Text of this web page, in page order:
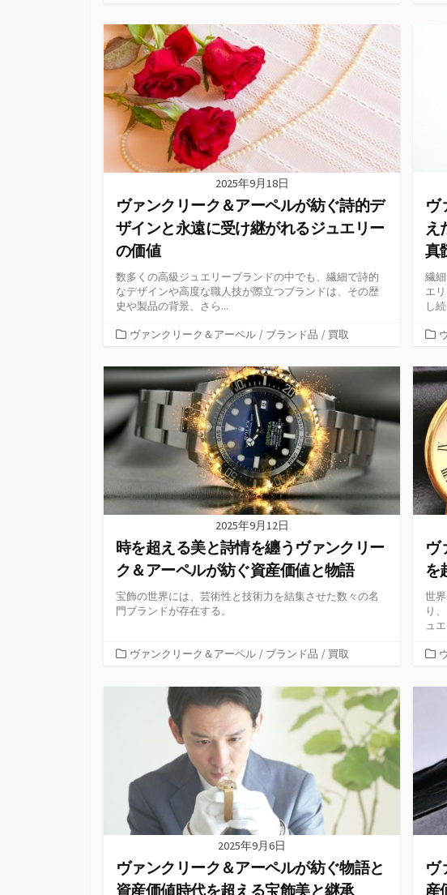
ゴ
リ
ー
2025年9月18日
ヴァンクリーク＆アーペルが紡ぐ詩的デ
ザインと永遠に受け継がれるジュエリー
の価値
数多くの高級ジュエリーブランドの中でも、繊細で詩的
なデザインや高度な職人技が際立つブランドは、その歴
史や製品の背景、さら...
カ
ゴ
リ
ー
ヴァンクリーク＆アーペル / ブランド品 / 買取
ヴ
え
真
繊
エ
し
カ
ゴ
リ
ー
2025年9月12日
時を超える美と詩情を纏うヴァンクリー
ク＆アーペルが紡ぐ資産価値と物語
宝飾の世界には、芸術性と技術力を結集させた数々の名
門ブランドが存在する。
カヴァンクリーク＆アーペル / ブランド品 / 買取
ヴ
を
世
り
ュ
カ
ゴ
2025年9月6日
ヴァンクリーク＆アーペルが紡ぐ物語と
資産価値時代を超える宝飾美と継承
ヴ
産